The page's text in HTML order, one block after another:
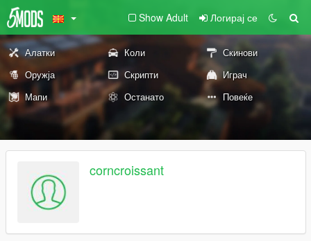
Show Adult Логирај се
Алатки Коли
Скинови
Оружја
Скрипти
Играч
Мапи
Останато Повеќе
corncroissant